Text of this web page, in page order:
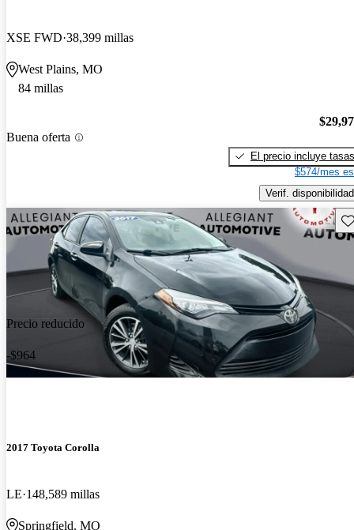
XSE FWD 38,399 millas
West Plains, MO
84 millas
Buena oferta
El precio incluye tasas
$574/mes
Verif. disponibilidad
Precio reducido
-$964
2017 Toyota Corolla
LE 148,589 millas
Springfield, MO